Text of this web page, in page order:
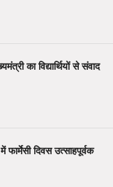
का विद्यार्थियों से संवाद
फार्मेसी दिवस उत्साहपूर्वक